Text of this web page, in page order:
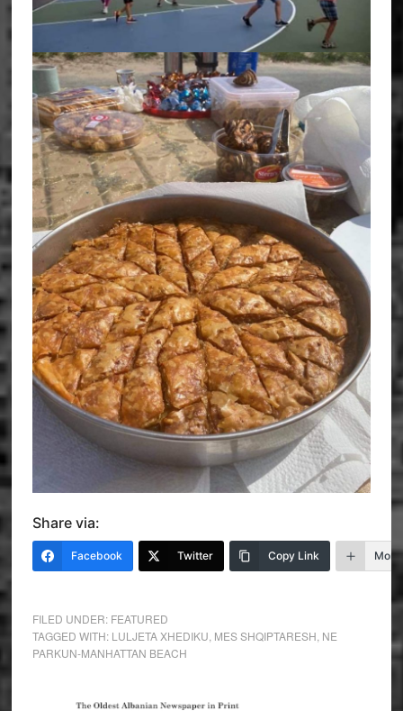
Share via:
Facebook Twitter Copy Link More
FILED UNDER: FEATURED
TAGGED WITH: LULJETA XHEDIKU MES SHQIPTARESH NE
PARKUN-MANHATTAN BEACH